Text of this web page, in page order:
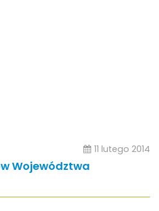
11 lutego 2014
Województwa